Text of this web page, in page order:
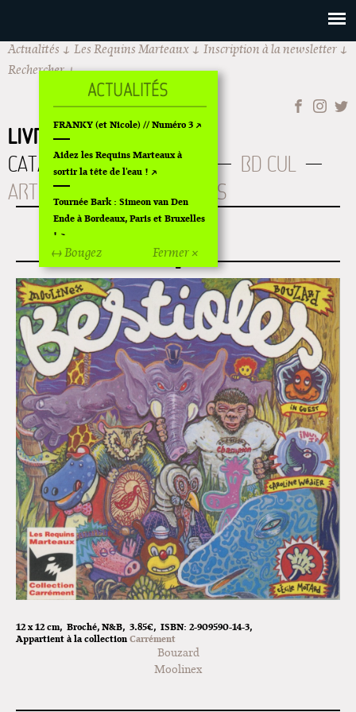
Actualités Les Requins Marteaux
Inscription à la newsletter
Rechercher
LIVRES
À PARAITRE
CATALOGUE
AUTEURS
BD CUL
ART
OLDIES ÉPUISÉS
12 x 12 cm Broché N&B 3.85€ ISBN: 2-909590-14-3
Appartient à la collection Carrément
Bouzard
Moolinex
Fermer ×
↔ Bougez
FRANKY (et Nicole) // Numéro 3
Aidez les Requins Marteaux à
sortir la tête de l'eau !
Tournée Bark : Simeon van Den
Ende à Bordeaux, Paris et Bruxelles
!
Off Of Off d'Angoulême 2024
Superette de noël à Pola
L'exposition de Fungirl à
Montpellier !
Lancements de "Ras le bol" de
Cardon
Exposition "Fungirl : Funeral
Home" à Colomiers
Tournée "Vulva Viking" : Elizabeth
Pich à Paris et Vincennes !
Dédicace de Gwénola Carrère à
Bruxelles